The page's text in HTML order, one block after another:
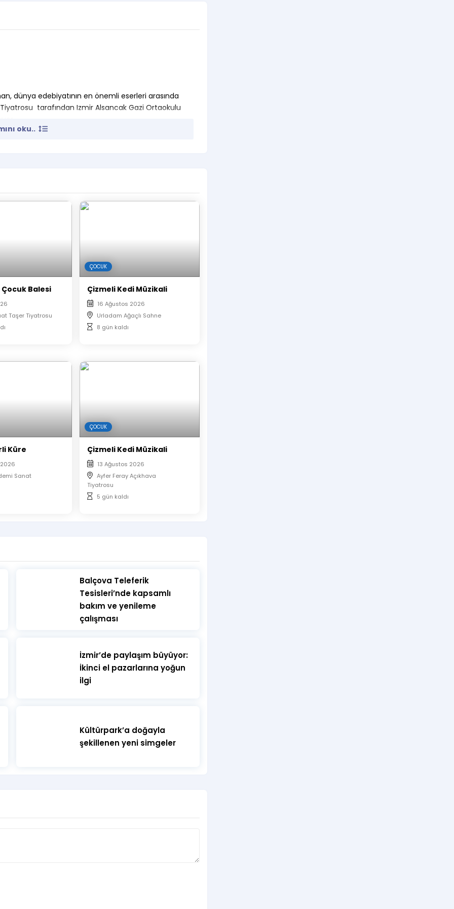
dünya edebiyatının en önemli eserleri arasında
tarafından Izmir Alsancak Gazi Ortaokulu
arasında oturacaksın. Sonra her geçen gün
olarak sıralandırılacaktır.
biletinizi telefondan göstermeniz gerekmektedir.
oku..
Balesi
Taşer Tiyatrosu
ÇOCUK
Çizmeli Kedi Müzikali
16 Ağustos 2026
Urladam Ağaçlı Sahne
8 gün kaldı
Küre
Sanat
ÇOCUK
Çizmeli Kedi Müzikali
13 Ağustos 2026
Ayfer Feray Açıkhava
Tiyatrosu
5 gün kaldı
​Balçova Teleferik
Tesisleri’nde kapsamlı
bakım ve yenileme
çalışması
İzmir’de paylaşım büyüyor:
İkinci el pazarlarına yoğun
ilgi
Kültürpark’a doğayla
şekillenen yeni simgeler